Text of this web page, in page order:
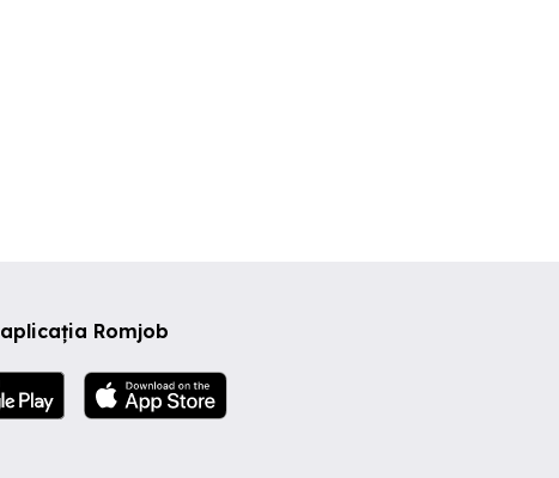
Romjob